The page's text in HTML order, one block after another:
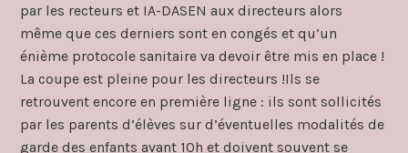
par les recteurs et IA-DASEN aux directeurs alors
même que ces derniers sont en congés et qu’un
énième protocole sanitaire va devoir être mis en place !
La coupe est pleine pour les directeurs !Ils se
retrouvent encore en première ligne : ils sont sollicités
par les parents d’élèves sur d’éventuelles modalités de
garde des enfants avant 10h et doivent souvent se